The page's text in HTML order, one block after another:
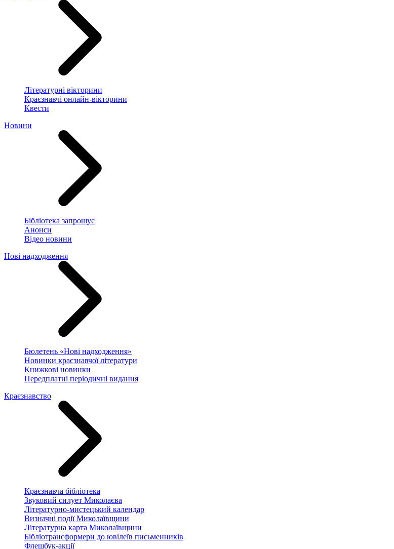
Літературні вікторини
Краєзнавчі онлайн-вікторини
Квести
Новини
Бібліотека запрошує
Анонси
Відео новини
Нові надходження
Бюлетень «Нові надходження»
Новинки краєзнавчої літератури
Книжкові новинки
Передплатні періодичні видання
Краєзнавство
Краєзнавча бібліотека
Звуковий силует Миколаєва
Літературно-мистецький календар
Визначні події Миколаївщини
Літературна карта Миколаївщини
Бібліотрансформери до ювілеїв письменників
Флешбук-акції